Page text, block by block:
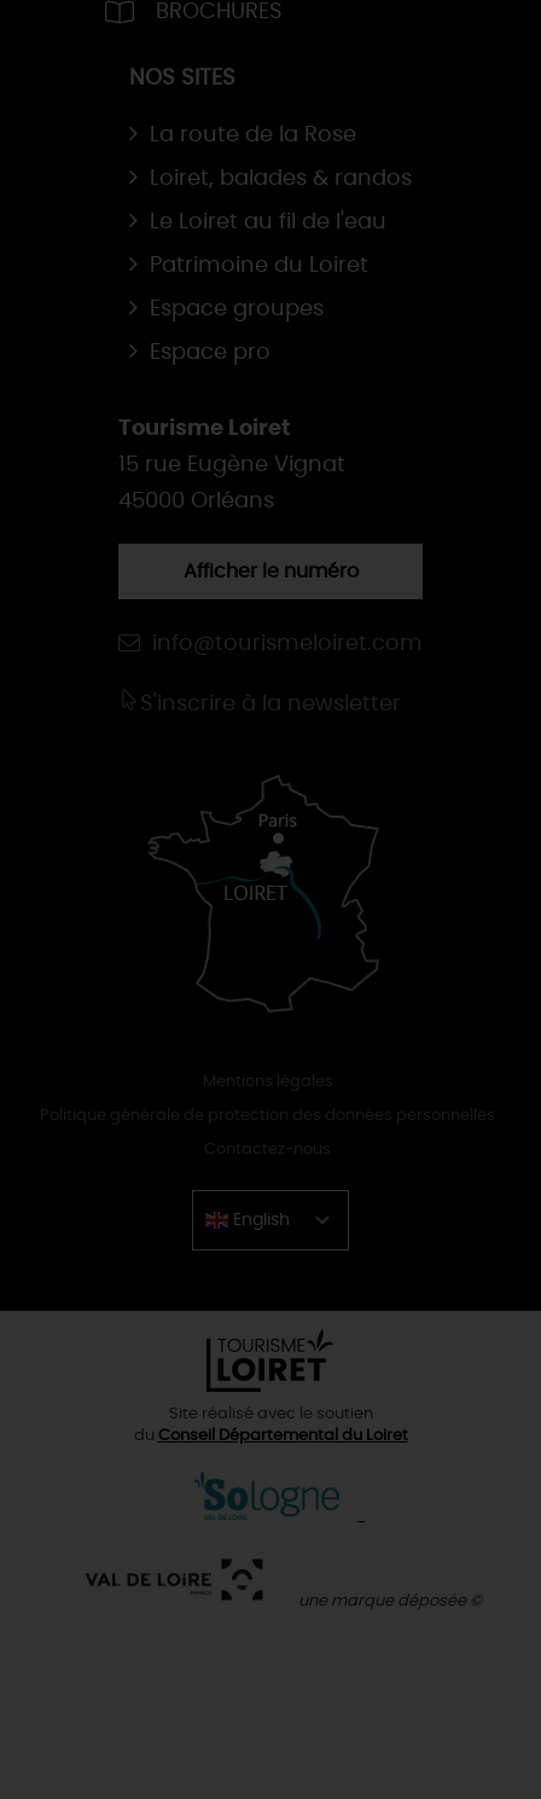
BROCHURES
NOS SITES
La route de la Rose
Loiret, balades & randos
Le Loiret au fil de l'eau
Patrimoine du Loiret
Espace groupes
Espace pro
Tourisme Loiret
15 rue Eugène Vignat
45000 Orléans
Afficher le numéro
info@tourismeloiret.com
S'inscrire à la newsletter
Mentions légales
Politique générale de protection des données personnelles
Contactez-nous
English
Chinese
Site réalisé avec le soutien
du Conseil Départemental du Loiret
une marque déposée ©